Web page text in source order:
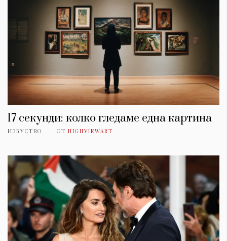
17 секунди: колко гледаме една картина
ИЗКУСТВО ОТ HIGHVIEWART